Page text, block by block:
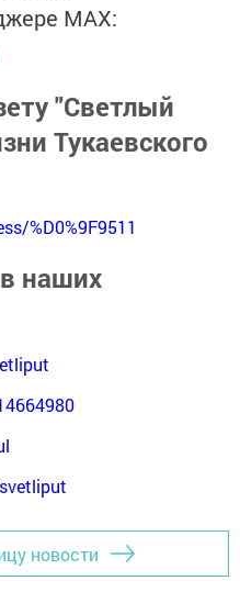
MАХ:
"Светлый
Тукаевского
%D0%9F9511
наших
новости